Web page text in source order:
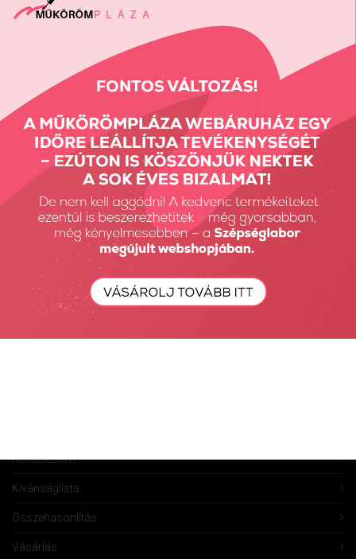
Vissza: CSISZOLÓFEJEK, CSISZOLÓGYŰRŰK
Előző termék Következő termék
Részletes Kereső
Keresés...
Keresés
Rendeléseim
Kívánságlista
Összehasonlítás
Vásárlás